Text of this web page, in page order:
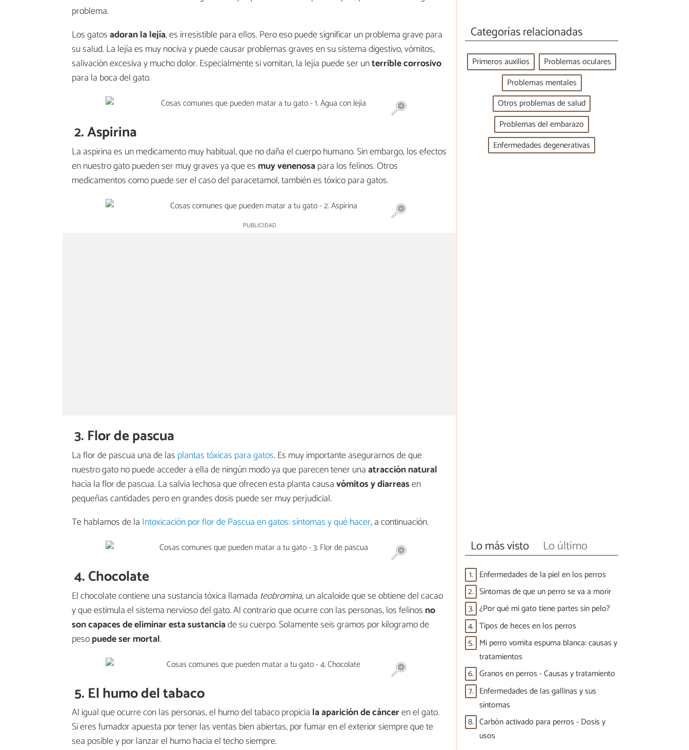
problema.
Los gatosadoran la lejía, es irresistible para ellos. Pero eso puede significar un problema grave para
su salud. La lejía es muy nociva y puede causar problemas graves en su sistema digestivo, vómitos,
salivación excesiva y mucho dolor. Especialmente si vomitan, la lejía puede ser unterrible corrosivo
para la boca del gato.
2. Aspirina
La aspirina es un medicamento muy habitual, que no daña el cuerpo humano. Sin embargo, los efectos
en nuestro gato pueden ser muy graves ya que es muy venenosapara los felinos. Otros
medicamentos como puede ser el caso del paracetamol, también es tóxico para gatos.
3. Flor de pascua
La flor de pascua una de las plantas tóxicas para gatos. Es muy importante asegurarnos de que
nuestro gato no puede acceder a ella de ningún modo ya que parecen tener unaatracción natural
hacia la flor de pascua. La salvia lechosa que ofrecen esta planta causavómitos y diarreasen
pequeñas cantidades pero en grandes dosis puede ser muy perjudicial.
Te hablamos de la Intoxicación por flor de Pascua en gatos: síntomas y qué hacer, a continuación.
4. Chocolate
El chocolate contiene una sustancia tóxica llamada teobromina, un alcaloide que se obtiene del cacao
y que estimula el sistema nervioso del gato. Al contrario que ocurre con las personas, los felinos no
son capaces de eliminar esta sustanciade su cuerpo. Solamente seis gramos por kilogramo de
pesopuede ser mortal.
5. El humo del tabaco
Al igual que ocurre con las personas, el humo del tabaco propicia la aparición de cánceren el gato.
Si eres fumador apuesta por tener las ventas bien abiertas, por fumar en el exterior siempre que te
sea posible y por lanzar el humo hacia el techo siempre.
Categorías relacionadas
Primeros auxilios
Problemas oculares
Problemas mentales
Otros problemas de salud
Problemas del embarazo
Enfermedades degenerativas
Lo más visto Lo último
1. Enfermedades de la piel en los perros
2. Síntomas de que un perro se va a morir
3. ¿Por qué mi gato tiene partes sin pelo?
4. Tipos de heces en los perros
5. Mi perro vomita espuma blanca: causas y
tratamientos
6. Granos en perros - Causas y tratamiento
7. Enfermedades de las gallinas y sus
síntomas
8. Carbón activado para perros - Dosis y
usos